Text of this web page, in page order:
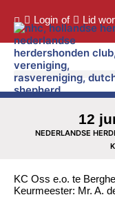
Login of Lid
12
NEDERLANDSE
KC Oss e.o. te
Keurmeester: Mr. A.